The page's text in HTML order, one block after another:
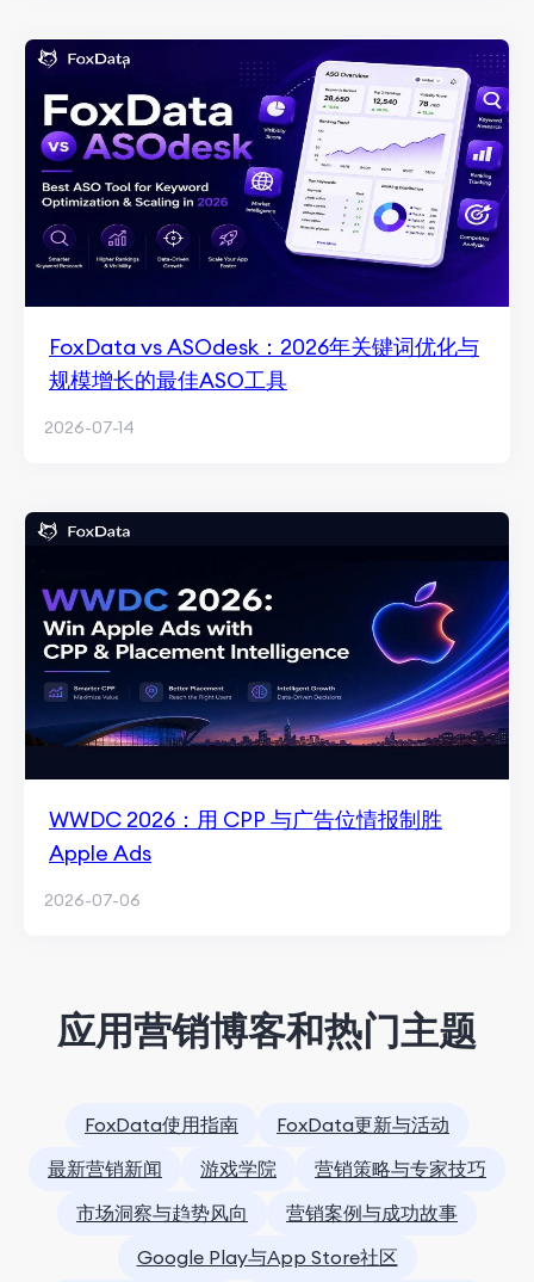
FoxData vs ASOdesk：2026年关键词优化与
规模增长的最佳ASO工具
2026-07-14
WWDC 2026：用 CPP 与广告位情报制胜
Apple Ads
2026-07-06
应用营销博客和热门主题
FoxData使用指南
FoxData更新与活动
最新营销新闻
游戏学院
营销策略与专家技巧
市场洞察与趋势风向
营销案例与成功故事
Google Play与App Store社区